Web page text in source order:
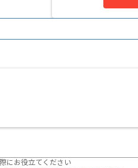
にお役立てください